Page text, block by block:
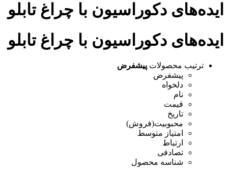
ایده‌های دکوراسیون با چراغ تابلو
ایده‌های دکوراسیون با چراغ تابلو
ترتیب محصولات پیشفرض
پیشفرض
دلخواه
نام
قیمت
تاریخ
محبوبیت(فروش)
امتیاز متوسط
ارتباط
تصادفی
شناسه محصول